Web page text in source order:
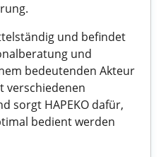
und befindet
und
bedeutenden Akteur
verschiedenen
sorgt HAPEKO dafür,
bedient werden